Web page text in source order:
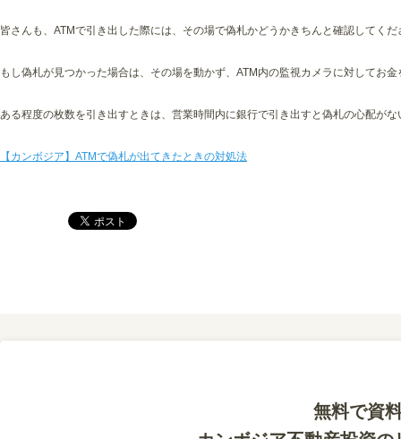
皆さんも、ATMで引き出した際には、その場で偽札かどうかきちんと確認してくだ
もし偽札が見つかった場合は、その場を動かず、ATM内の監視カメラに対してお
ある程度の枚数を引き出すときは、営業時間内に銀行で引き出すと偽札の心配が
【カンボジア】ATMで偽札が出てきたときの対処法
無料で資